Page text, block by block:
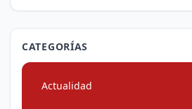
CATEGORÍAS
Actualidad